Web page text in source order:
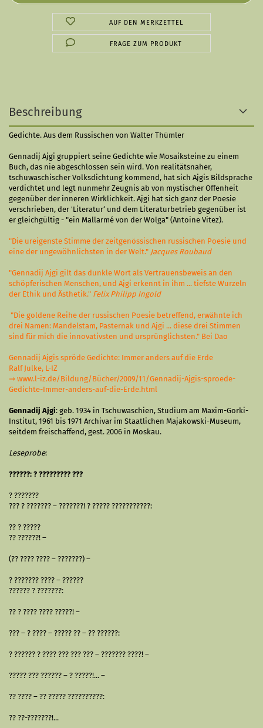
AUF DEN MERKZETTEL
FRAGE ZUM PRODUKT
Beschreibung
Gedichte. Aus dem Russischen von Walter Thümler
Gennadij Ajgi gruppiert seine Gedichte wie Mosaiksteine zu einem
Buch, das nie abgeschlossen sein wird. Von realitätsnaher,
tschuwaschischer Volksdichtung kommend, hat sich Ajgis Bildsprache
verdichtet und legt nunmehr Zeugnis ab von mystischer Offenheit
gegenüber der inneren Wirklichkeit. Ajgi hat sich ganz der Poesie
verschrieben, der 'Literatur‘ und dem Literaturbetrieb gegenüber ist
er gleichgültig - "ein Mallarmé von der Wolga" (Antoine Vitez).
"Die ureigenste Stimme der zeitgenössischen russischen Poesie und
eine der ungewöhnlichsten in der Welt." Jacques Roubaud
"Gennadij Ajgi gilt das dunkle Wort als Vertrauensbeweis an den
schöpferischen Menschen, und Ajgi erkennt in ihm ... tiefste Wurzeln
der Ethik und Ästhetik." Felix Philipp Ingold
"Die goldene Reihe der russischen Poesie betreffend, erwähnte ich
drei Namen: Mandelstam, Pasternak und Ajgi ... diese drei Stimmen
sind für mich die innovativsten und ursprünglichsten." Bei Dao
Gennadij Ajgis spröde Gedichte: Immer anders auf die Erde
Ralf Julke, L-IZ
⇒ www.l-iz.de/Bildung/Bücher/2009/11/Gennadij-Ajgis-sproede-
Gedichte-Immer-anders-auf-die-Erde.html
Gennadij Ajgi: geb. 1934 in Tschuwaschien, Studium am Maxim-Gorki-
Institut, 1961 bis 1971 Archivar im Staatlichen Majakowski-Museum,
seitdem freischaffend, gest. 2006 in Moskau.
Leseprobe:
??????: ? ????????? ???
? ???????
??? ? ??????? – ???????! ? ????? ???????????:
?? ? ?????
?? ??????! –
(?? ???? ???? – ???????) –
? ??????? ???? – ??????
?????? ? ???????:
?? ? ???? ???? ?????! –
??? – ? ???? – ????? ?? – ?? ??????:
? ?????? ? ???? ??? ??? ??? – ??????? ????! –
????? ??? ?????? – ? ?????!... –
?? ???? – ?? ????? ??????????:
?? ??-???????!...